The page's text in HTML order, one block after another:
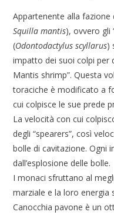
Appartenente alla fazione
Squilla mantis), ovvero gli
(Odontodactylus scyllarus)
impatto dei suoi colpi per
Mantis shrimp”. Questa
toraciche è modificato a
cui colpisce le sue prede
La velocità con cui
degli “spearers”, così
bolle di cavitazione. Ogni
dall’esplosione delle bolle.
I monaci sfruttano al
marziale e la loro energia
Canocchia pavone è un